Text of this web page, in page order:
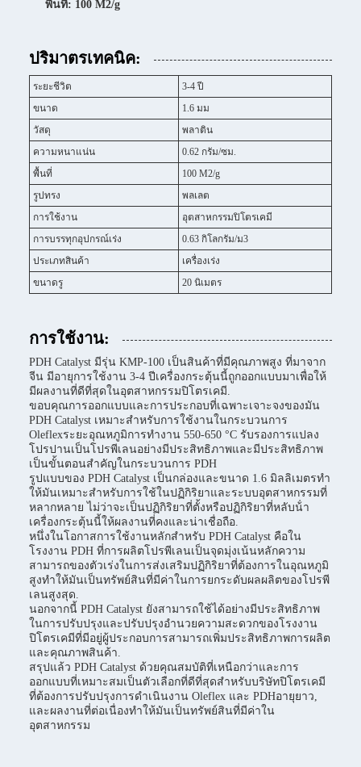
พื้นที่: 100 M2/g
ปริมาตรเทคนิค:
ระยะชีวิต
3-4 ปี
ขนาด
1.6 มม
วัสดุ
พลาติน
ความหนาแน่น
0.62 กรัม/ซม.
พื้นที่
100 M2/g
รูปทรง
พลเลต
การใช้งาน
อุตสาหกรรมปิโตรเคมี
การบรรทุกอุปกรณ์เร่ง
0.63 กิโลกรัม/ม3
ประเภทสินค้า
เครื่องเร่ง
ขนาดรู
20 นิเมตร
การใช้งาน:
PDH Catalyst มีรุ่น KMP-100 เป็นสินค้าที่มีคุณภาพสูง ที่มาจาก
จีน มีอายุการใช้งาน 3-4 ปีเครื่องกระตุ้นนี้ถูกออกแบบมาเพื่อให้
มีผลงานที่ดีที่สุดในอุตสาหกรรมปิโตรเคมี.
ขอบคุณการออกแบบและการประกอบที่เฉพาะเจาะจงของมัน
PDH Catalyst เหมาะสําหรับการใช้งานในกระบวนการ
Oleflexระยะอุณหภูมิการทํางาน 550-650 °C รับรองการแปลง
โปรปานเป็นโปรพีเลนอย่างมีประสิทธิภาพและมีประสิทธิภาพ
เป็นขั้นตอนสําคัญในกระบวนการ PDH
รูปแบบของ PDH Catalyst เป็นกล่องและขนาด 1.6 มิลลิเมตรทํา
ให้มันเหมาะสําหรับการใช้ในปฏิกิริยาและระบบอุตสาหกรรมที่
หลากหลาย ไม่ว่าจะเป็นปฏิกิริยาที่ตั้งหรือปฏิกิริยาที่หลับน้ํา
เครื่องกระตุ้นนี้ให้ผลงานที่คงและน่าเชื่อถือ.
หนึ่งในโอกาสการใช้งานหลักสําหรับ PDH Catalyst คือใน
โรงงาน PDH ที่การผลิตโปรพีเลนเป็นจุดมุ่งเน้นหลักความ
สามารถของตัวเร่งในการส่งเสริมปฏิกิริยาที่ต้องการในอุณหภูมิ
สูงทําให้มันเป็นทรัพย์สินที่มีค่าในการยกระดับผลผลิตของโปรพี
เลนสูงสุด.
นอกจากนี้ PDH Catalyst ยังสามารถใช้ได้อย่างมีประสิทธิภาพ
ในการปรับปรุงและปรับปรุงอํานวยความสะดวกของโรงงาน
ปิโตรเคมีที่มีอยู่ผู้ประกอบการสามารถเพิ่มประสิทธิภาพการผลิต
และคุณภาพสินค้า.
สรุปแล้ว PDH Catalyst ด้วยคุณสมบัติที่เหนือกว่าและการ
ออกแบบที่เหมาะสมเป็นตัวเลือกที่ดีที่สุดสําหรับบริษัทปิโตรเคมี
ที่ต้องการปรับปรุงการดําเนินงาน Oleflex และ PDHอายุยาว,
และผลงานที่ต่อเนื่องทําให้มันเป็นทรัพย์สินที่มีค่าใน
อุตสาหกรรม